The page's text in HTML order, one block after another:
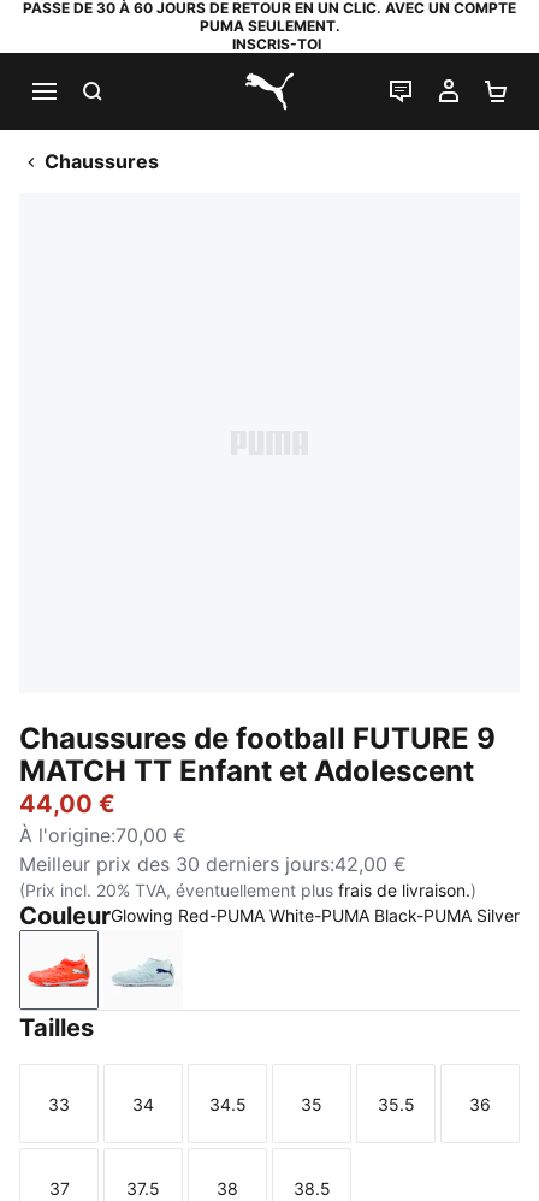
PASSE DE 30 À 60 JOURS DE RETOUR EN UN CLIC. AVEC UN COMPTE
PUMA SEULEMENT.
INSCRIS-TOI
PUMA.com
LIVE CHAT
MON
Chaussures
Chaussures de football FUTURE 9
MATCH TT Enfant et Adolescent
44,00 €
À l'origine:70,00 €
Meilleur prix des 30 derniers jours:42,00 €
(Prix incl. 20% TVA, éventuellement plus frais de livraison.)
CouleurGlowing Red-PUMA White-PUMA Black-PUMA Silver
Glowing Red-PUMA White-PUMA Black-PUMA Silver
Icy Blue-Blue Jewel
Tailles
Taille
33
Taille
34
Taille
34.5
Taille
35
Taille
35.5
Taille
36
37 37.5 38 38.5